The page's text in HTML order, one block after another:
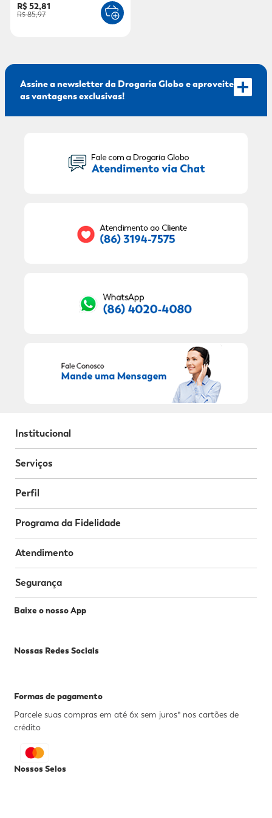
R$ 52,81
R$ 85,97
Assine a newsletter da Drogaria Globo e aproveite
as vantagens exclusivas!
Institucional
Serviços
Perfil
Programa da Fidelidade
Atendimento
Segurança
Baixe o nosso App
Nossas Redes Sociais
Formas de pagamento
Parcele suas compras em até 6x sem juros* nos cartões de
crédito
Nossos Selos